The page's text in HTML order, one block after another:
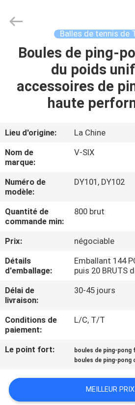
MAISON
À
PROPOS
DE
NOUS
DE
L'USINE
CONTRÔLE
DE
LA
QUALITÉ
NOUS
CONTACTER
Dunya
Sports
Reserved.
Balles de tennis de
Boules de ping-
du poids
accessoires de
haute
Lieu d'origine:
La Chine
Nom de
marque:
V-SIX
Numéro de
modèle:
DY101, DY102
Quantité de
commande min:
800 brut
Prix:
négociable
Détails
d'emballage:
Emballant 144
puis 20 BRUTS
Délai de
livraison:
30-45 jours
Conditions de
paiement:
L/C, T/T
Le point fort: boules de ping-
boules de ping-pong
MEILLEUR PRIX